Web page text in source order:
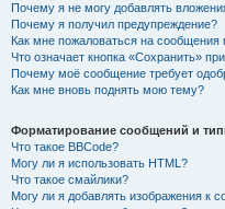
Почему я не могу добавлять
Почему я получил предупреждение?
Как мне пожаловаться на сообщения
Что означает кнопка «Сохранить»
Почему моё сообщение требует
Как мне вновь поднять мою тему?
Форматирование сообщений и
Что такое BBCode?
Могу ли я использовать HTML?
Что такое смайлики?
Могу ли я добавлять изображения к